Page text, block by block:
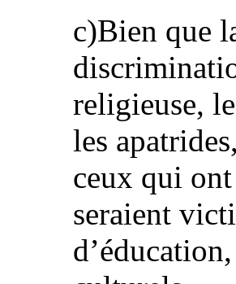
c)Bien que
religieuse,
les
ceux qui
seraient